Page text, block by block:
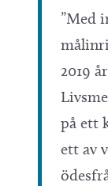
”Med
2019
på ett
ett av